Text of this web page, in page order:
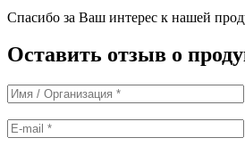
Спасибо за Ваш интерес к нашей
Оставить отзыв о